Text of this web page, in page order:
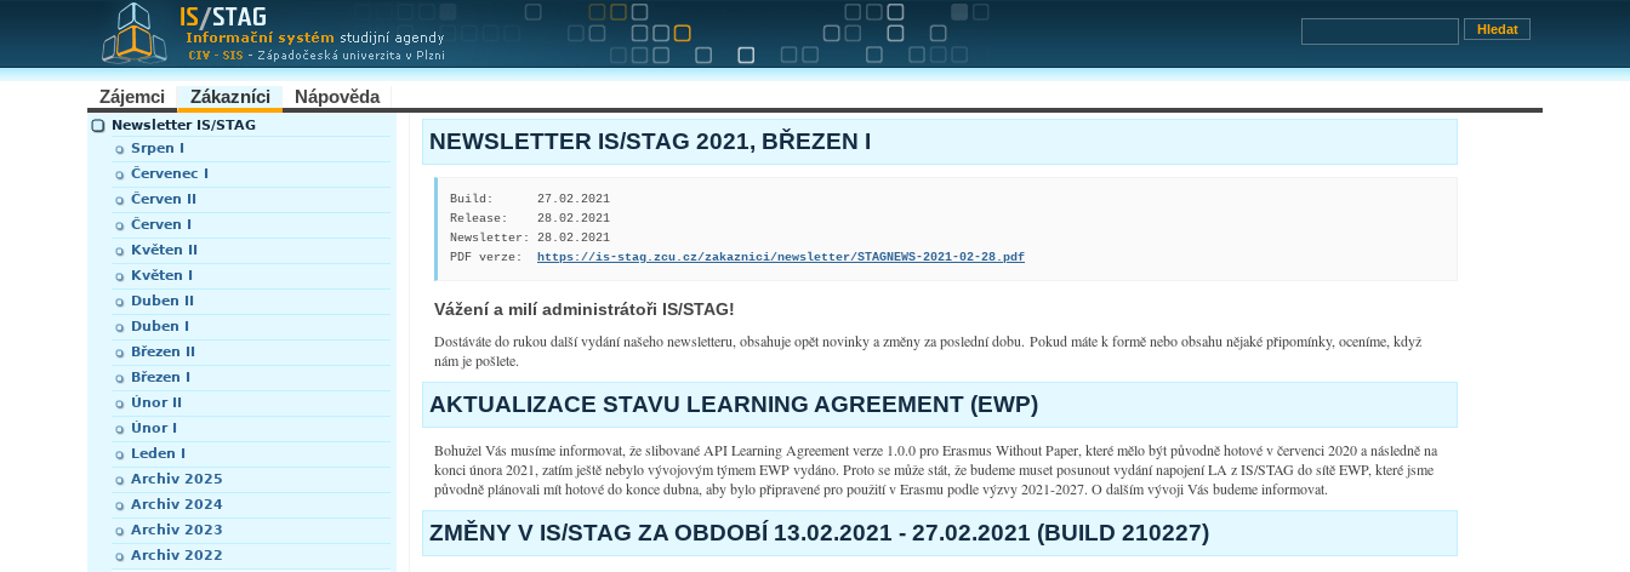
Zájemci Zákazníci Nápověda
Newsletter IS/STAG
Srpen I
Červenec I
Červen II
Červen I
Květen II
Květen I
Duben II
Duben I
Březen II
Březen I
Únor II
Únor I
Leden I
Archiv 2025
Archiv 2024
Archiv 2023
Archiv 2022
NEWSLETTER IS/STAG 2021, BŘEZEN I
Build:      27.02.2021
Release:    28.02.2021
Newsletter: 28.02.2021
PDF verze:
https://is-stag.zcu.cz/zakaznici/newsletter/STAGNEWS-2021-02-28.pdf
Vážení a milí administrátoři IS/STAG!
Dostáváte do rukou další vydání našeho newsletteru, obsahuje opět novinky a změny za poslední dobu. Pokud máte k formě nebo obsahu nějaké připomínky, oceníme, když
nám je pošlete.
AKTUALIZACE STAVU LEARNING AGREEMENT (EWP)
Bohužel Vás musíme informovat, že slibované API Learning Agreement verze 1.0.0 pro Erasmus Without Paper, které mělo být původně hotové v červenci 2020 a následně na
konci února 2021, zatím ještě nebylo vývojovým týmem EWP vydáno. Proto se může stát, že budeme muset posunout vydání napojení LA z IS/STAG do sítě EWP, které jsme
původně plánovali mít hotové do konce dubna, aby bylo připravené pro použití v Erasmu podle výzvy 2021-2027. O dalším vývoji Vás budeme informovat.
ZMĚNY V IS/STAG ZA OBDOBÍ 13.02.2021 - 27.02.2021 (BUILD 210227)